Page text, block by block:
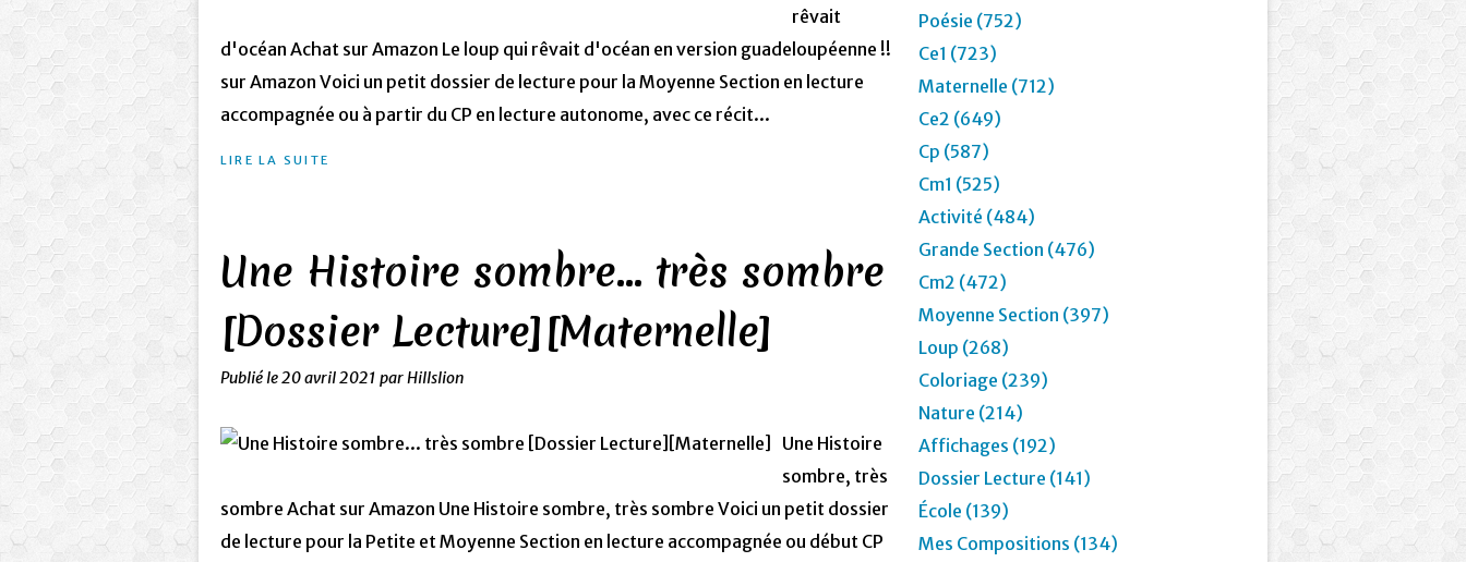
rêvait
d'océan Achat sur Amazon Le loup qui rêvait d'océan en version guadeloupéenne !!
sur Amazon Voici un petit dossier de lecture pour la Moyenne Section en lecture
accompagnée ou à partir du CP en lecture autonome, avec ce récit...
LIRE LA SUITE
Une Histoire sombre... très sombre
[Dossier Lecture][Maternelle]
Publié le20 avril 2021 par Hillslion
Une Histoire
sombre, très
sombre Achat sur Amazon Une Histoire sombre, très sombre Voici un petit dossier
de lecture pour la Petite et Moyenne Section en lecture accompagnée ou début CP
Poésie (752)
Ce1 (723)
Maternelle (712)
Ce2 (649)
Cp (587)
Cm1 (525)
Activité (484)
Grande Section (476)
Cm2 (472)
Moyenne Section (397)
Loup (268)
Coloriage (239)
Nature (214)
Affichages (192)
Dossier Lecture (141)
École (139)
Mes Compositions (134)